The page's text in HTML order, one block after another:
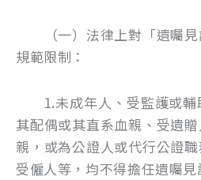
（一）法律上對「遺囑見
規範限制：
1.未成年人、受監護或輔
其配偶或其直系血親、受遺
親，或為公證人或代行公證
受僱人等，均不得擔任遺囑